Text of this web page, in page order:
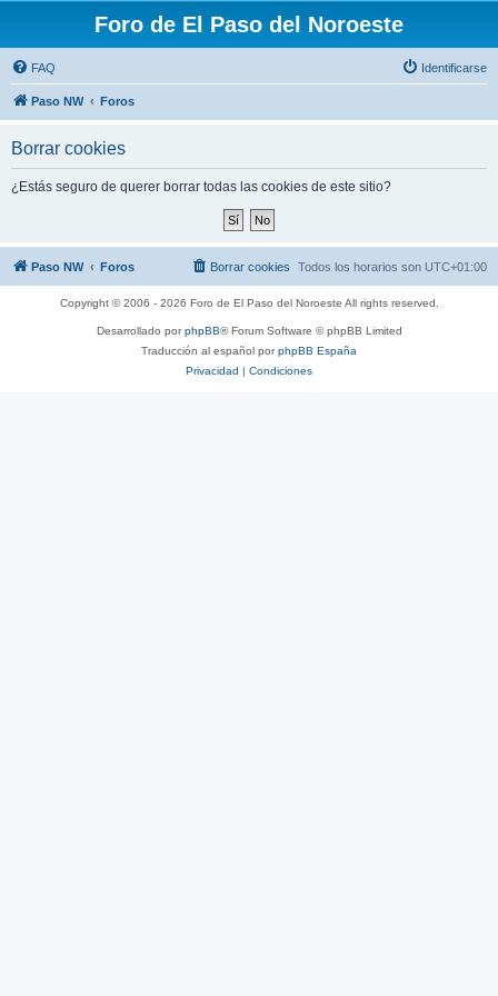
Foro de El Paso del Noroeste
FAQ Identificarse
Paso NW Foros
Borrar cookies
¿Estás seguro de querer borrar todas las cookies de este sitio?
Paso NW Foros Todos los horarios son UTC+01:00
Borrar cookies
Copyright © 2006 - 2026 Foro de El Paso del Noroeste All rights reserved.
Desarrollado porphpBB® Forum Software © phpBB Limited
Traducción al español porphpBB España
Privacidad | Condiciones